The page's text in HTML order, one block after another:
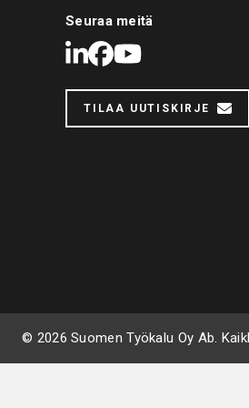
Seuraa meitä
LinkedIn
Facebook
Youtube
TILAA UUTISKIRJE
© 2026 Suomen Työkalu Oy Ab.